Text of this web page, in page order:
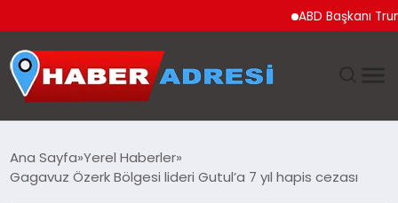
ABD Başkanı
GÜNDEM
Ana Sayfa Yerel Haberler
Gagavuz Özerk Bölgesi lideri Gutul’a 7 yıl hapis cezası